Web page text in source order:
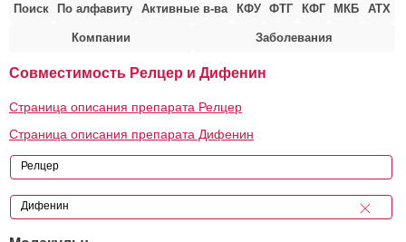
Поиск По алфавиту Активные в-ва КФУ ФТГ КФГ МКБ АТХ
Компании Заболевания
Совместимость Релцер и Дифенин
Страница описания препарата Релцер
Страница описания препарата Дифенин